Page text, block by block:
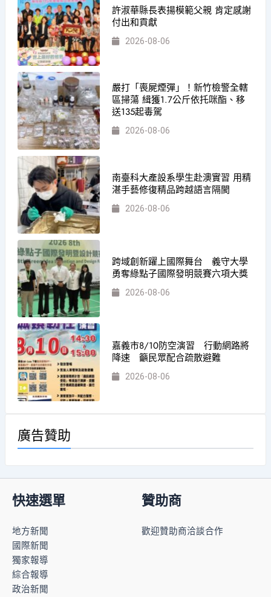
許淑華縣長表揚模範父親 肯定感謝
付出和貢獻
2026-08-06
嚴打「喪屍煙彈」！新竹檢警全轄
區掃蕩 緝獲1.7公斤依托咪酯、移
送135起毒駕
2026-08-06
南臺科大產設系學生赴澳實習 用精
湛手藝修復精品跨越語言隔閡
2026-08-06
跨域創新躍上國際舞台 義守大學
勇奪綠點子國際發明競賽六項大獎
2026-08-06
嘉義市8/10防空演習 行動網路將
降速 籲民眾配合疏散避難
2026-08-06
廣告贊助
快速選單
地方新聞
國際新聞
獨家報導
綜合報導
政治新聞
贊助商
歡迎贊助商洽談合作